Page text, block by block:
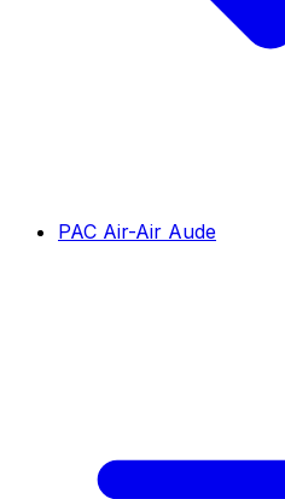
PAC Air-Air Aude